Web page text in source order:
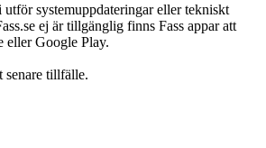
systemuppdateringar eller tekniskt
ej är tillgänglig finns Fass appar att
eller Google Play.
senare tillfälle.